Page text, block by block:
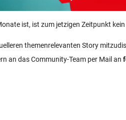
ist, ist zum jetzigen Zeitpunkt
themenrelevanten Story
an das Community-Team per Mail an